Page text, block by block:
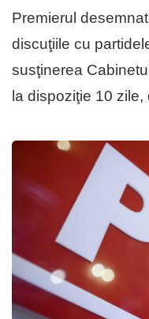
Premierul
discuţiile cu
susţinerea
la dispoziţie 10